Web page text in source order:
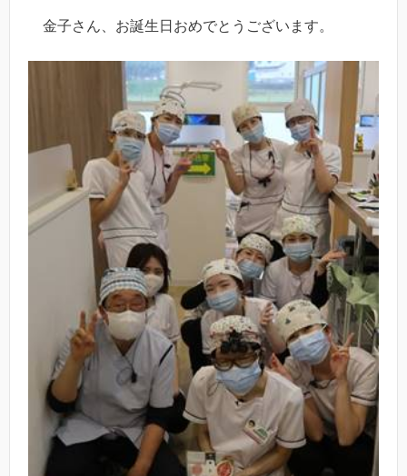
金子さん、お誕生日おめでとうございます。